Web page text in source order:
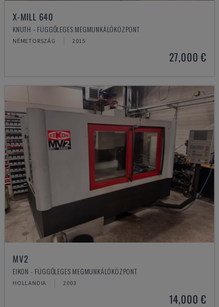
X-MILL 640
KNUTH - FÜGGŐLEGES MEGMUNKÁLÓKÖZPONT
NÉMETORSZÁG 2015
27,000 €
MV2
EIKON - FÜGGŐLEGES MEGMUNKÁLÓKÖZPONT
HOLLANDIA 2003
14,000 €